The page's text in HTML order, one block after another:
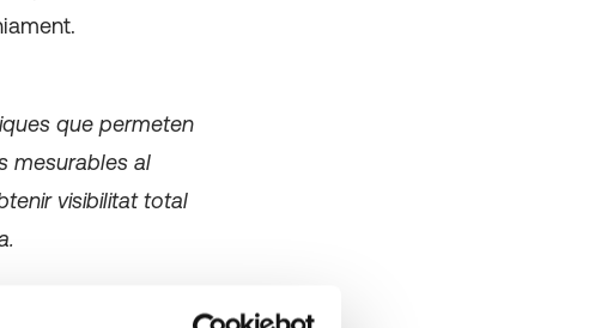
que permeten
mesurables al
visibilitat total